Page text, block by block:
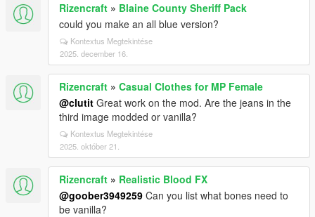
Rizencraft » Blaine County Sheriff Pack
could you make an all blue version?
Kontextus Megtekintése
2025. december 16.
Rizencraft » Casual Clothes for MP Female
@clutit Great work on the mod. Are the jeans in the
third image modded or vanilla?
Kontextus Megtekintése
2025. október 21.
Rizencraft » Realistic Blood FX
@goober3949259 Can you list what bones need to
be vanilla?